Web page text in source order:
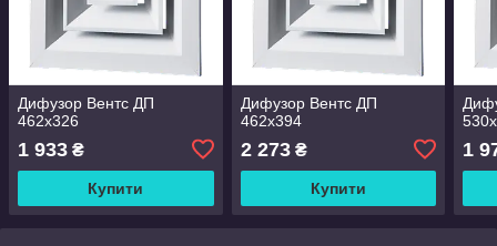
Дифузор Вентс ДП
462x326
1 933 ₴
Купити
Дифузор Вентс ДП
462x394
2 273₴
Купити
1